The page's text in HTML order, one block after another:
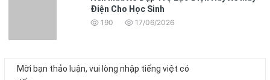
Điện Cho Học Sinh
190 17/06/2026